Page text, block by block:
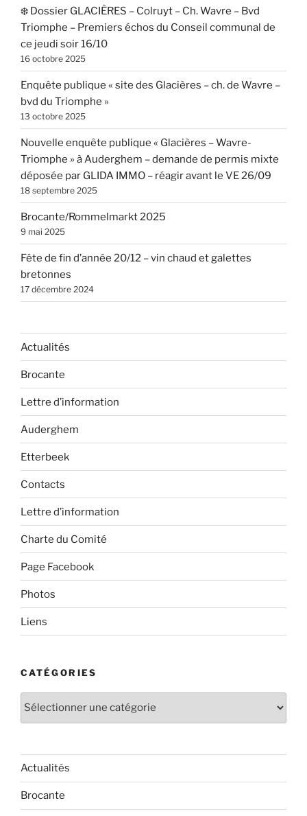
❄️ Dossier GLACIÈRES – Colruyt – Ch. Wavre – Bvd
Triomphe – Premiers échos du Conseil communal de
ce jeudi soir 16/10
16 octobre 2025
Enquête publique « site des Glacières – ch. de Wavre –
bvd du Triomphe »
13 octobre 2025
Nouvelle enquête publique « Glacières – Wavre-
Triomphe » à Auderghem – demande de permis mixte
déposée par GLIDA IMMO – réagir avant le VE 26/09
18 septembre 2025
Brocante/Rommelmarkt 2025
9 mai 2025
Fête de fin d’année 20/12 – vin chaud et galettes
bretonnes
17 décembre 2024
Actualités
Brocante
Lettre d’information
Auderghem
Etterbeek
Contacts
Lettre d’information
Charte du Comité
Page Facebook
Photos
Liens
CATÉGORIES
Catégories
Actualités
Brocante